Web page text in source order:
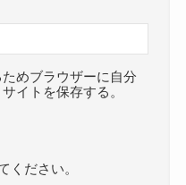
めブラウザーに自分
イトを保存する。
ください。